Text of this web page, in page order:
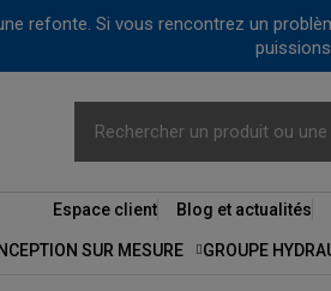
refonte. Si vous rencontrez un
Espace client Blog et actualités
SUR MESURE GROUPE